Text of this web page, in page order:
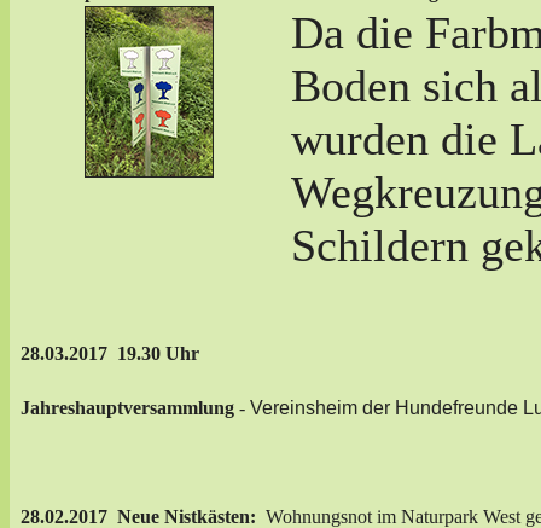
Da die
Boden sich
wurden die
Schildern
28.03.2017 19.30 Uhr
Jahreshauptversammlung- Vereinsheim der Hundefreunde
28.02.2017 Neue Nistkästen: Wohnungsnot im Naturpark West